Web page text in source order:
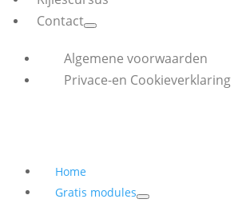
Contact
Algemene voorwaarden
Privace-en Cookieverklaring
Home
Gratis modules